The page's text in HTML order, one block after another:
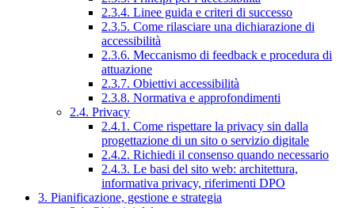
2.3.4. Linee guida e criteri di successo
2.3.5. Come rilasciare una dichiarazione di
accessibilità
2.3.6. Meccanismo di feedback e procedura di
attuazione
2.3.7. Obiettivi accessibilità
2.3.8. Normativa e approfondimenti
2.4. Privacy
2.4.1. Come rispettare la privacy sin dalla
progettazione di un sito o servizio digitale
2.4.2. Richiedi il consenso quando necessario
2.4.3. Le basi del sito web: architettura,
informativa privacy, riferimenti DPO
3. Pianificazione, gestione e strategia